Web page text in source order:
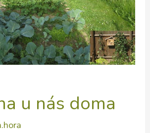
u nás doma